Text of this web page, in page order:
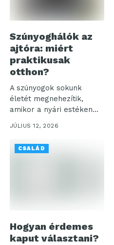
Szúnyoghálók az
ajtóra: miért
praktikusak
otthon?
A szúnyogok sokunk
életét megnehezítik,
amikor a nyári estéken
akarjuk élvezni a...
JÚLIUS 12, 2026
CSALÁD
Hogyan érdemes
kaput választani?